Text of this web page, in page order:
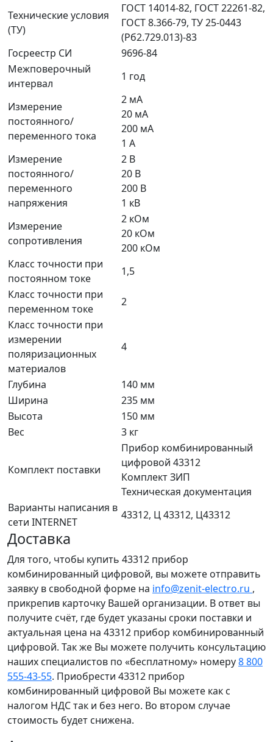
Технические условия
(ТУ)
ГОСТ 14014-82, ГОСТ 22261-82,
ГОСТ 8.366-79, ТУ 25-0443
(Рб2.729.013)-83
Госреестр СИ
9696-84
Межповерочный
интервал
1 год
Измерение
постоянного/
переменного тока
2 мА
20 мА
200 мА
1 А
Измерение
постоянного/
переменного
напряжения
2 В
20 В
200 В
1 кВ
Измерение
сопротивления
2 кОм
20 кОм
200 кОм
Класс точности при
постоянном токе
1,5
Класс точности при
переменном токе
2
Класс точности при
измерении
поляризационных
материалов
4
Глубина
140 мм
Ширина
235 мм
Высота
150 мм
Вес
3 кг
Комплект поставки
Прибор комбинированный
цифровой 43312
Комплект ЗИП
Техническая документация
Варианты написания в
сети INTERNET
43312, Ц 43312, Ц43312
Доставка
Для того, чтобы купить 43312 прибор
комбинированный цифровой, вы можете отправить
заявку в свободной форме на info@zenit-electro.ru ,
прикрепив карточку Вашей организации. В ответ вы
получите счёт, где будет указаны сроки поставки и
актуальная цена на 43312 прибор комбинированный
цифровой. Так же Вы можете получить консультацию
наших специалистов по «бесплатному» номеру8 800
555-43-55. Приобрести 43312 прибор
комбинированный цифровой Вы можете как с
налогом НДС так и без него. Во втором случае
стоимость будет снижена.